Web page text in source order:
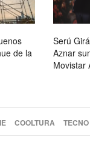
de la
Serú
Aznar
Movistar
COOLTURA TECNO